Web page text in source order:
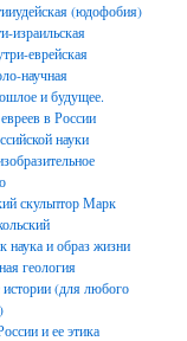
(юдофобия)
израильская
еврейская
научная
и будущее.
в России
науки
скульптор Марк
наука и образ жизни
геология
(для любого
и ее этика